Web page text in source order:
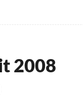
2008